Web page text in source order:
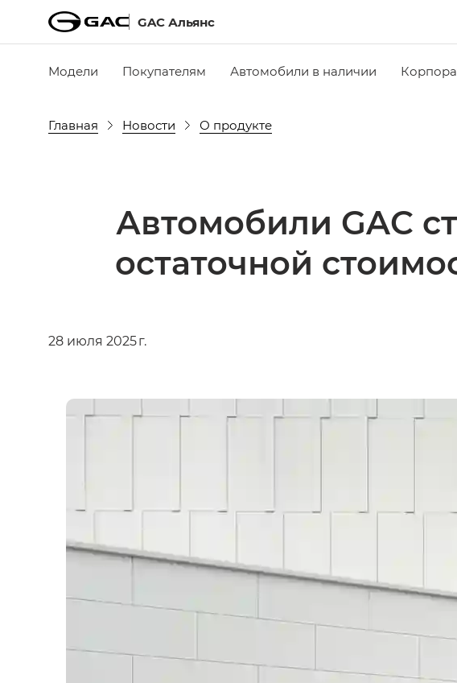
GAC Альянс
Модели Покупателям Автомобили в наличии
Главная Новости О продукте
Автомобили GAC
остаточной
28 июля 2025 г.